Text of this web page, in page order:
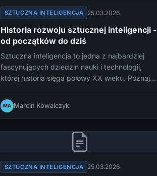
SZTUCZNA INTELIGENCJA 25.03.2026
Historia rozwoju sztucznej inteligencji -
od początków do dziś
Sztuczna inteligencja to jedna z najbardziej
fascynujących dziedzin nauki i technologii,
której historia sięga połowy XX wieku. Poznaj
rozważań matematyków po zaawansowane
systemy kształtujące nasze codzienne życie.
MA Marcin Kowalczyk
SZTUCZNA INTELIGENCJA 25.03.2026